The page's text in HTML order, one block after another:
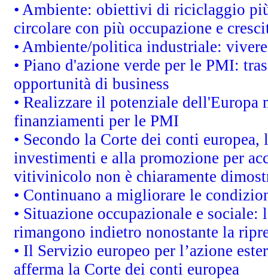
• Ambiente: obiettivi di riciclaggio
circolare con più occupazione e
• Ambiente/politica industriale:
• Piano d'azione verde per le PMI:
opportunità di business
• Realizzare il potenziale
finanziamenti per le PMI
• Secondo la Corte dei conti
investimenti e alla promozione per
vitivinicolo non è chiaramente
• Continuano a migliorare le
• Situazione occupazionale e
rimangono indietro nonostante la
• Il Servizio europeo per l’azione
afferma la Corte dei conti europea